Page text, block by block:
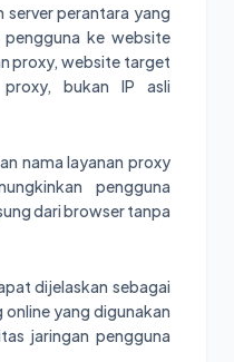
server perantara yang
ke website
proxy, website target
bukan IP asli
nama layanan proxy
pengguna
dari browser tanpa
dijelaskan sebagai
yang digunakan
jaringan pengguna